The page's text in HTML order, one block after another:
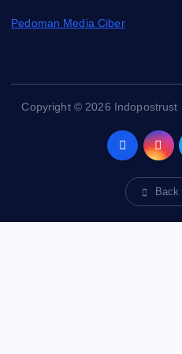
Pedoman Media Ciber
Copyright © 2026 Indopostrust
Back